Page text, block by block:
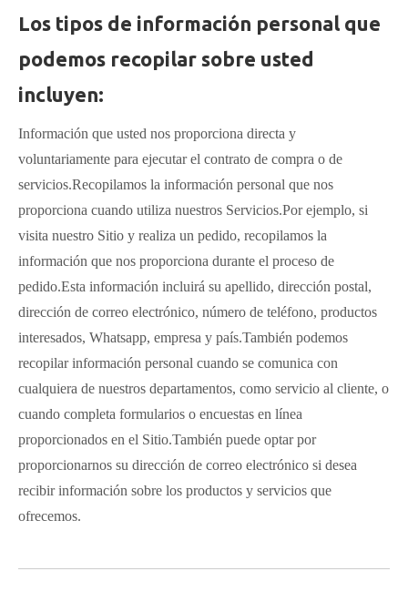
Los tipos de información personal que
podemos recopilar sobre usted
incluyen:
Información que usted nos proporciona directa y
voluntariamente para ejecutar el contrato de compra o de
servicios.Recopilamos la información personal que nos
proporciona cuando utiliza nuestros Servicios.Por ejemplo, si
visita nuestro Sitio y realiza un pedido, recopilamos la
información que nos proporciona durante el proceso de
pedido.Esta información incluirá su apellido, dirección postal,
dirección de correo electrónico, número de teléfono, productos
interesados, Whatsapp, empresa y país.También podemos
recopilar información personal cuando se comunica con
cualquiera de nuestros departamentos, como servicio al cliente, o
cuando completa formularios o encuestas en línea
proporcionados en el Sitio.También puede optar por
proporcionarnos su dirección de correo electrónico si desea
recibir información sobre los productos y servicios que
ofrecemos.